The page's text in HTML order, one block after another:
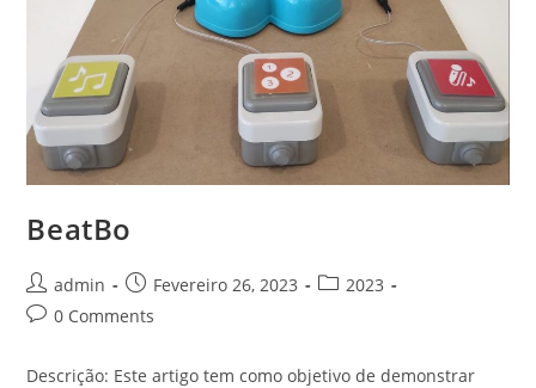
BeatBo
Post
author:
admin
Post
published:
Fevereiro 26, 2023
Post2023
Post0 Comments
Descrição: Este artigo tem como objetivo de demonstrar